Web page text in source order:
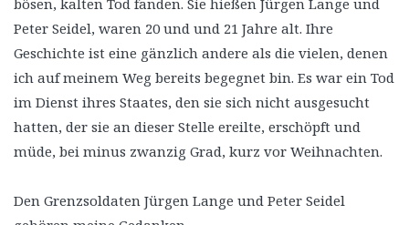
bösen, kalten Tod fanden. Sie hießen Jürgen Lange und
Peter Seidel, waren 20 und und 21 Jahre alt. Ihre
Geschichte ist eine gänzlich andere als die vielen, denen
ich auf meinem Weg bereits begegnet bin. Es war ein Tod
im Dienst ihres Staates, den sie sich nicht ausgesucht
hatten, der sie an dieser Stelle ereilte, erschöpft und
müde, bei minus zwanzig Grad, kurz vor Weihnachten.
Den Grenzsoldaten Jürgen Lange und Peter Seidel